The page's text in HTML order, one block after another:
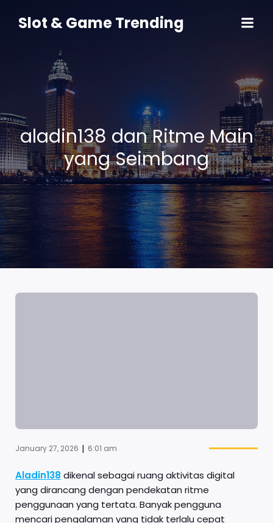
contentSlot & Game Trending
aladin138 dan Ritme Main
yang Seimbang
January 27, 2026 | 6:01 am
Aladin138 dikenal sebagai ruang aktivitas digital
yang dirancang dengan pendekatan ritme
penggunaan yang tertata. Banyak pengguna
mencari pengalaman yang tidak terlalu cepat